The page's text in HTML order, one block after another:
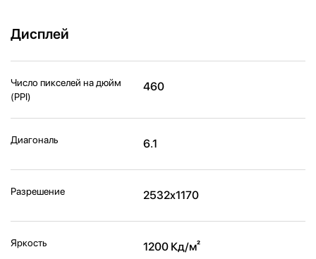
Дисплей
Число пикселей на дюйм
(PPI)
460
Диагональ 6.1
Разрешение 2532x1170
Яркость 1200 Кд/м²